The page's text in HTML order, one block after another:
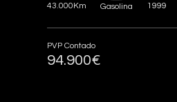
43.000Km Gasolina 1999
PVP Contado
94.900€